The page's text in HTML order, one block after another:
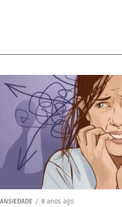
ANSIEDADE 8 anos ago